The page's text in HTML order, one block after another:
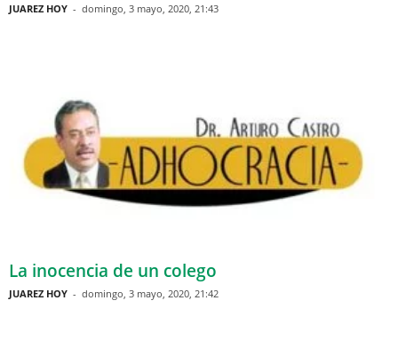
JUAREZ HOY - domingo, 3 mayo, 2020, 21:43
La inocencia de un colego
JUAREZ HOY - domingo, 3 mayo, 2020, 21:42